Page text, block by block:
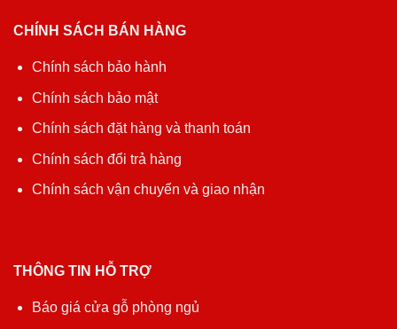
CHÍNH SÁCH BÁN HÀNG
Chính sách bảo hành
Chính sách bảo mật
Chính sách đặt hàng và thanh toán
Chính sách đổi trả hàng
Chính sách vận chuyển và giao nhận
THÔNG TIN HỖ TRỢ
Báo giá cửa gỗ phòng ngủ